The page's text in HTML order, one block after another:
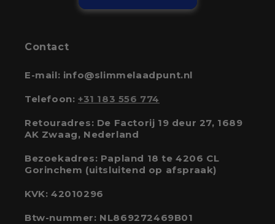
Contact
E-mail: info@slimmelaadpunt.nl
Telefoon: +31 183 556 774
Retouradres: De Factorij 19 deur 27, 1689
AK Zwaag, Nederland
Bezoekadres: Papland 18 te 4206 CL
Gorinchem (uitsluitend op afspraak)
KVK: 42010296
Btw-nummer: NL869272469B01